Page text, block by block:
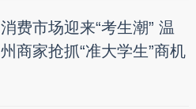
消费市场迎来“考生潮” 温
州商家抢抓“准大学生”商机